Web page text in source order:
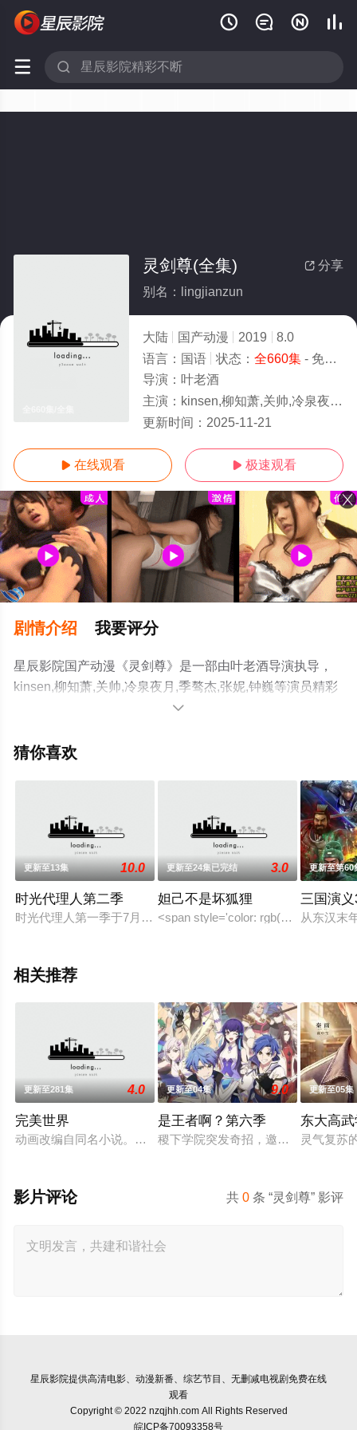
   
 
 分享
灵剑尊(全集)
别名：lingjianzun
大陆 国产动漫 2019
8.0
语言： 国语 状态： 全660集- 免费在线观看
导演： 叶老酒
主演： kinsen,柳知萧,关帅,冷泉夜月,季骜杰,张妮,钟巍
更新时间： 2025-11-21
 在线观看  极速观看
剧情介绍 我要评分
星辰影院国产动漫《灵剑尊》是一部由叶老酒导演执导，
kinsen,柳知萧,关帅,冷泉夜月,季骜杰,张妮,钟巍等演员精彩
演绎的大陆动漫，大结局剧情已揭晓（全660集），手机免
剧情信息可移步至豆瓣动漫、电视猫或剧情网等平台了

猜你喜欢
更新至13集 10.0
时光代理人第二季
时光代理人第一季于7月9日完结，并宣布第二季制作决定
更新至24集已完结 3.0
妲己不是坏狐狸
<span style='color: rgb(51, 51, 51);
更新至第60
三国演
从东汉末
相关推荐
更新至281集 4.0
完美世界
动画改编自同名小说。他为修道而生，为应劫而至，他身化亿
更新至04集 9.0
是王者啊？第六季
稷下学院突发奇招，邀优秀毕业生返
更新至05集
东大高
灵气复苏
共0 条 “灵剑尊” 影评
影片评论
星辰影院提供高清电影、动漫新番、综艺节目、无删减电视剧免费在线
观看
Copyright © 2022 nzqjhh.com All Rights Reserved
皖ICP备70093358号